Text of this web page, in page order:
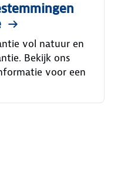
vol natuur en
Bekijk ons
voor een